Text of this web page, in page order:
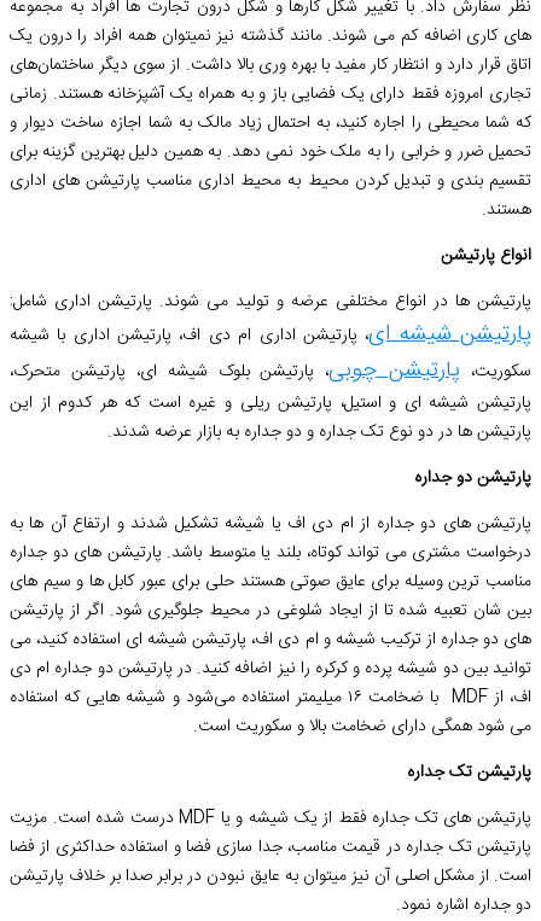
نظر سفارش داد. با تغییر شکل کارها و شکل درون تجارت ها افراد به مجموعه
های کاری اضافه کم می شوند. مانند گذشته نیز نمیتوان همه افراد را درون یک
اتاق قرار دارد و انتظار کار مفید با بهره ‌وری بالا داشت. از سوی دیگر ساختمان‌های
تجاری امروزه فقط دارای یک فضایی باز و به همراه یک آشپزخانه هستند. زمانی
که شما محیطی را اجاره کنید، به احتمال زیاد مالک به شما اجازه ساخت دیوار و
تحمیل ضرر و خرابی را به ملک خود نمی دهد. به همین دلیل بهترین گزینه برای
تقسیم بندی و تبدیل کردن محیط به محیط اداری مناسب پارتیشن های اداری
هستند.
انواع پارتیشن
پارتیشن ها در انواع مختلفی عرضه و تولید می شوند. پارتیشن اداری شامل:
پارتیشن شیشه ای، پارتیشن اداری ام دی اف، پارتیشن اداری با شیشه
سکوریت، پارتیشن چوبی، پارتیشن بلوک شیشه ای، پارتیشن متحرک،
پارتیشن شیشه ای و استیل، پارتیشن ریلی و غیره است که هر کدوم از این
پارتیشن ها در دو نوع تک جداره و دو جداره به بازار عرضه شدند.
پارتیشن دو جداره
پارتیشن های دو جداره از ام دی اف یا شیشه تشکیل شدند و ارتفاع آن ها به
درخواست مشتری می تواند کوتاه، بلند یا متوسط باشد. پارتیشن های دو جداره
مناسب ترین وسیله برای عایق صوتی هستند حلی برای عبور کابل‌ ها و سیم‌ های
بین شان تعبیه شده تا از ایجاد شلوغی در محیط جلوگیری شود. اگر از پارتیشن
های دو جداره از ترکیب شیشه و ام دی اف، پارتیشن شیشه ای استفاده کنید، می
توانید بین دو شیشه پرده و کرکره را نیز اضافه کنید. در پارتیشن دو جداره ام دی
اف، از MDF با ضخامت ۱۶ میلیمتر استفاده می‌شود و شیشه هایی که استفاده
می شود همگی دارای ضخامت بالا و سکوریت است.
پارتیشن تک جداره
پارتیشن های تک جداره فقط از یک شیشه و یا MDF درست شده است. مزیت
پارتیشن تک جداره در قیمت مناسب، جدا سازی فضا و استفاده حداکثری از فضا
است. از مشکل اصلی آن نیز میتوان به عایق نبودن در برابر صدا بر خلاف پارتیشن
دو جداره اشاره نمود.